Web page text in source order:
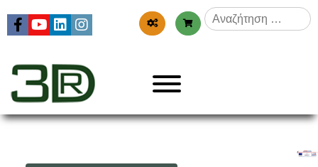
Αναζήτηση
για:
3dr